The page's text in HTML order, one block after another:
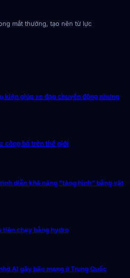
mắt thường, tạo nên từ lực
kiện giúp xe đạp chuyển động nhưng
công bố trên thế giới
diễn khả năng "tàng hình" bằng vật
tiên chạy bằng hydro
AI gây bão mạng ở Trung Quốc